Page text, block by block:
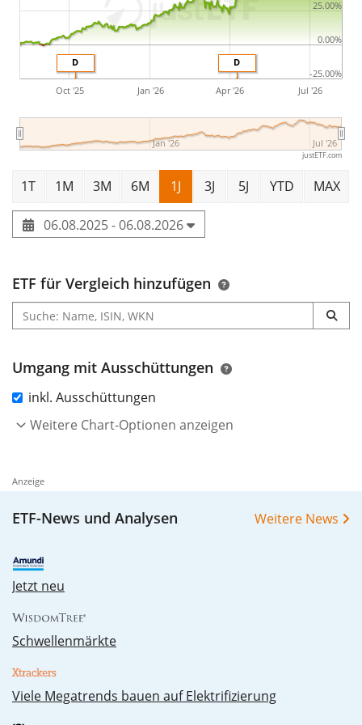
Februar 2025 in Irland aufgelegt.
D
D
Oct '25 Jan '26 Apr '26 Jul '26
Jan '26 Jul '26
-25.00%
0.00%
25.00%
justETF.com
1T 1M 3M 6M 1J 3J 5J YTD MAX
06.08.2025 - 06.08.2026
ETF für Vergleich hinzufügen
Umgang mit Ausschüttungen
inkl. Ausschüttungen
Weitere Chart-Optionen anzeigen
Anzeige
ETF-News und Analysen Weitere News
Jetzt neu
Schwellenmärkte
Vie­le Me­ga­trends bau­en auf Elek­tri­fi­zie­rung